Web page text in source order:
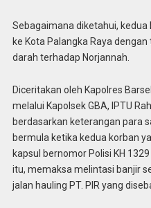
Sebagaimana diketahui,
ke Kota Palangka Raya
darah terhadap Norjannah.
Diceritakan oleh Kapolres
melalui Kapolsek GBA, IPTU
berdasarkan keterangan para
bermula ketika kedua korban
kapsul bernomor Polisi KH
itu, memaksa melintasi banjir
jalan hauling PT. PIR yang